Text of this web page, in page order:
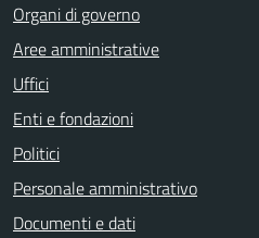
Organi di governo
Aree amministrative
Uffici
Enti e fondazioni
Politici
Personale amministrativo
Documenti e dati